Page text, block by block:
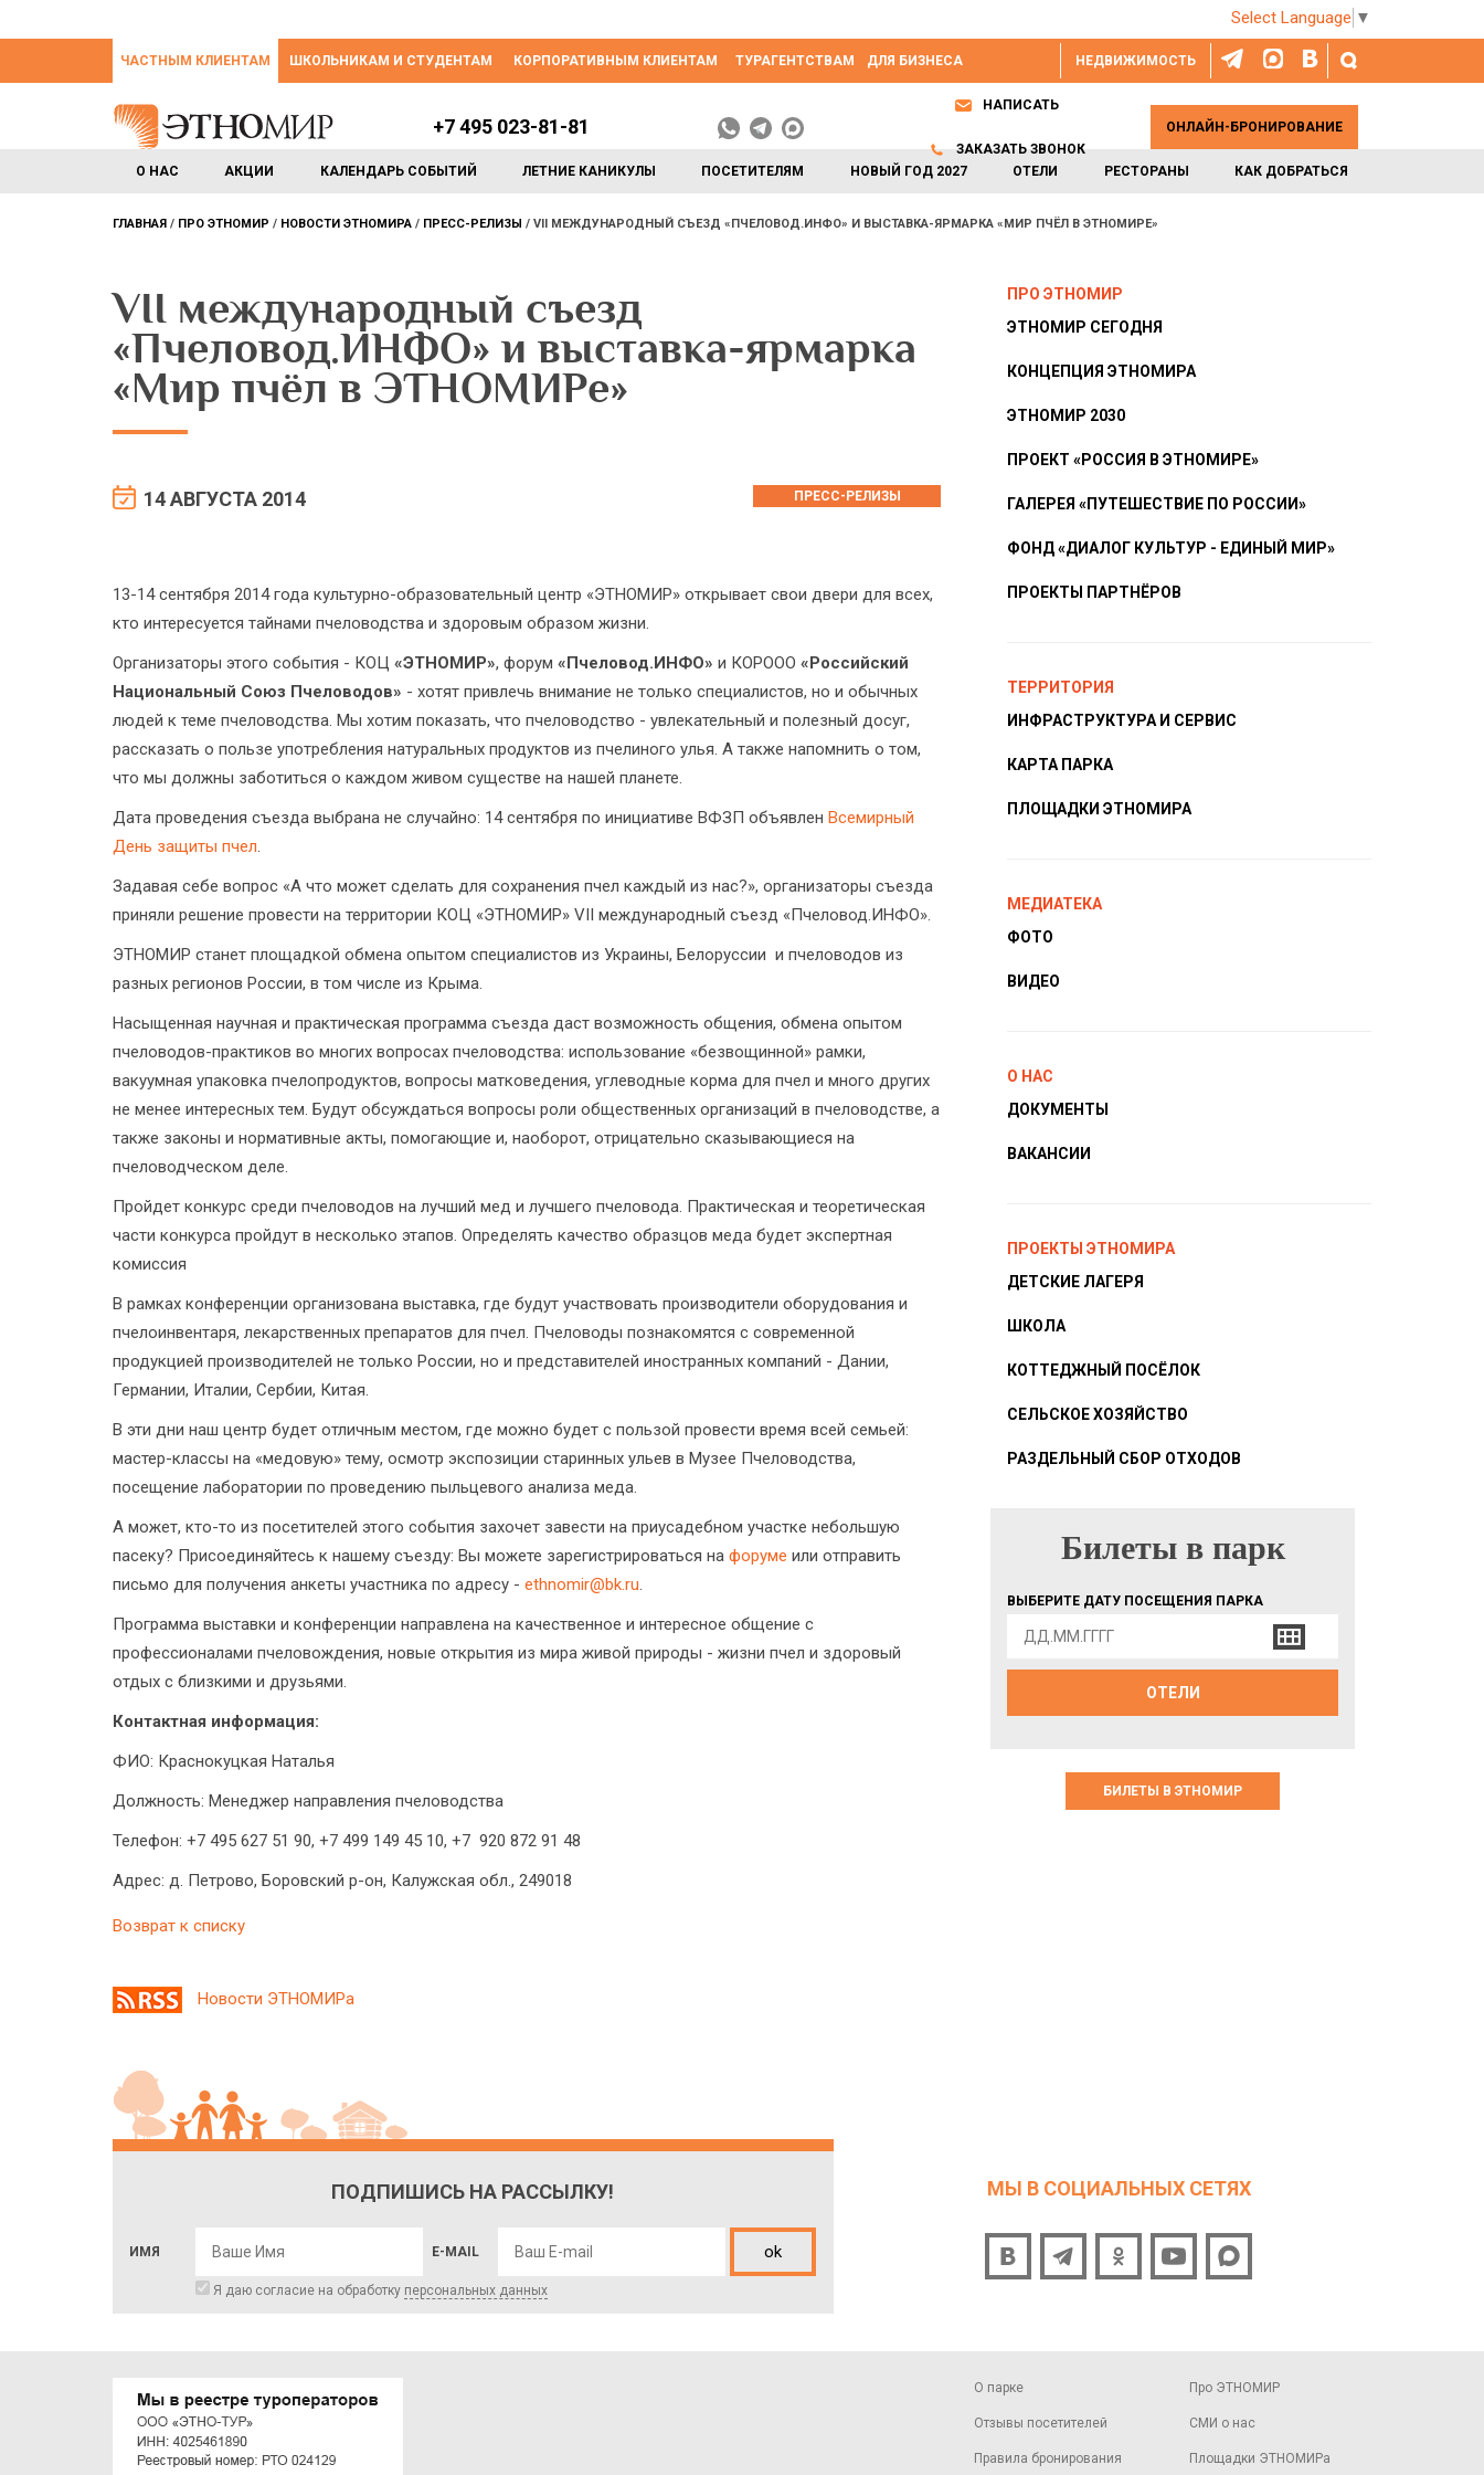
Select Language ▼
НЕДВИЖИМОСТЬ
ЧАСТНЫМ КЛИЕНТАМ ШКОЛЬНИКАМ И СТУДЕНТАМ КОРПОРАТИВНЫМ КЛИЕНТАМ ТУРАГЕНТСТВАМ ДЛЯ БИЗНЕСА
О НАС АКЦИИ КАЛЕНДАРЬ СОБЫТИЙ ЛЕТНИЕ КАНИКУЛЫ ПОСЕТИТЕЛЯМ НОВЫЙ ГОД 2027 ОТЕЛИ РЕСТОРАНЫ КАК ДОБРАТЬСЯ
+7 495 023-81-81
НАПИСАТЬ
ЗАКАЗАТЬ ЗВОНОК
ОНЛАЙН-БРОНИРОВАНИЕ
ГЛАВНАЯ ПРО ЭТНОМИР НОВОСТИ ЭТНОМИРА ПРЕСС-РЕЛИЗЫ VII МЕЖДУНАРОДНЫЙ СЪЕЗД «ПЧЕЛОВОД.ИНФО» И ВЫСТАВКА-ЯРМАРКА «МИР ПЧЁЛ В ЭТНОМИРЕ»
VII международный съезд
«Пчеловод.ИНФО» и выставка-ярмарка
«Мир пчёл в ЭТНОМИРе»
14 АВГУСТА 2014 ПРЕСС-РЕЛИЗЫ
13-14 сентября 2014 года культурно-образовательный центр «ЭТНОМИР» открывает свои двери для всех,
кто интересуется тайнами пчеловодства и здоровым образом жизни.
Организаторы этого события - КОЦ «ЭТНОМИР», форум «Пчеловод.ИНФО» и КОРООО «Российский
Национальный Союз Пчеловодов» - хотят привлечь внимание не только специалистов, но и обычных
людей к теме пчеловодства. Мы хотим показать, что пчеловодство - увлекательный и полезный досуг,
рассказать о пользе употребления натуральных продуктов из пчелиного улья. А также напомнить о том,
что мы должны заботиться о каждом живом существе на нашей планете.
Дата проведения съезда выбрана не случайно: 14 сентября по инициативе ВФЗП объявлен Всемирный
День защиты пчел.
Задавая себе вопрос «А что может сделать для сохранения пчел каждый из нас?», организаторы съезда
приняли решение провести на территории КОЦ «ЭТНОМИР» VII международный съезд «Пчеловод.ИНФО».
ЭТНОМИР станет площадкой обмена опытом специалистов из Украины, Белоруссии и пчеловодов из
разных регионов России, в том числе из Крыма.
Насыщенная научная и практическая программа съезда даст возможность общения, обмена опытом
пчеловодов-практиков во многих вопросах пчеловодства: использование «безвощинной» рамки,
вакуумная упаковка пчелопродуктов, вопросы матковедения, углеводные корма для пчел и много других
не менее интересных тем. Будут обсуждаться вопросы роли общественных организаций в пчеловодстве, а
также законы и нормативные акты, помогающие и, наоборот, отрицательно сказывающиеся на
пчеловодческом деле.
Пройдет конкурс среди пчеловодов на лучший мед и лучшего пчеловода. Практическая и теоретическая
части конкурса пройдут в несколько этапов. Определять качество образцов меда будет экспертная
комиссия
В рамках конференции организована выставка, где будут участвовать производители оборудования и
пчелоинвентаря, лекарственных препаратов для пчел. Пчеловоды познакомятся с современной
продукцией производителей не только России, но и представителей иностранных компаний - Дании,
Германии, Италии, Сербии, Китая.
В эти дни наш центр будет отличным местом, где можно будет с пользой провести время всей семьей:
мастер-классы на «медовую» тему, осмотр экспозиции старинных ульев в Музее Пчеловодства,
посещение лаборатории по проведению пыльцевого анализа меда.
А может, кто-то из посетителей этого события захочет завести на приусадебном участке небольшую
пасеку? Присоединяйтесь к нашему съезду: Вы можете зарегистрироваться на форуме или отправить
письмо для получения анкеты участника по адресу - ethnomir@bk.ru.
Программа выставки и конференции направлена на качественное и интересное общение с
профессионалами пчеловождения, новые открытия из мира живой природы - жизни пчел и здоровый
отдых с близкими и друзьями.
Контактная информация:
ФИО: Краснокуцкая Наталья
Должность: Менеджер направления пчеловодства
Телефон: +7 495 627 51 90, +7 499 149 45 10, +7 920 872 91 48
Адрес: д. Петрово, Боровский р-он, Калужская обл., 249018
Возврат к списку
ПРО ЭТНОМИР
ЭТНОМИР СЕГОДНЯ
КОНЦЕПЦИЯ ЭТНОМИРА
ЭТНОМИР 2030
ПРОЕКТ «РОССИЯ В ЭТНОМИРЕ»
ГАЛЕРЕЯ «ПУТЕШЕСТВИЕ ПО РОССИИ»
ФОНД «ДИАЛОГ КУЛЬТУР - ЕДИНЫЙ МИР»
ПРОЕКТЫ ПАРТНЁРОВ
ТЕРРИТОРИЯ
ИНФРАСТРУКТУРА И СЕРВИС
КАРТА ПАРКА
ПЛОЩАДКИ ЭТНОМИРА
МЕДИАТЕКА
ФОТО
ВИДЕО
О НАС
ДОКУМЕНТЫ
ВАКАНСИИ
ПРОЕКТЫ ЭТНОМИРА
ДЕТСКИЕ ЛАГЕРЯ
ШКОЛА
КОТТЕДЖНЫЙ ПОСЁЛОК
СЕЛЬСКОЕ ХОЗЯЙСТВО
РАЗДЕЛЬНЫЙ СБОР ОТХОДОВ
БИЛЕТЫ В ПАРК
Билеты в парк
ВЫБЕРИТЕ ДАТУ ПОСЕЩЕНИЯ ПАРКА
ОТЕЛИ
БИЛЕТЫ В ЭТНОМИР
Новости ЭТНОМИРа
ПОДПИШИСЬ НА РАССЫЛКУ!
ИМЯ E-MAIL ok
Я даю согласие на обработку персональных данных
МЫ В СОЦИАЛЬНЫХ СЕТЯХ
О парке
Отзывы посетителей
Правила бронирования
Про ЭТНОМИР
СМИ о нас
Площадки ЭТНОМИРа